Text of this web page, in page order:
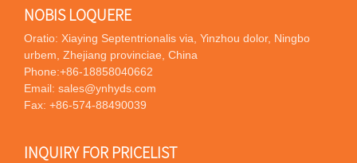
NOBIS LOQUERE
Oratio: Xiaying Septentrionalis via, Yinzhou dolor, Ningbo
urbem, Zhejiang provinciae, China
Phone:+86-18858040662
Email: sales@ynhyds.com
Fax: +86-574-88490039
INQUIRY FOR PRICELIST